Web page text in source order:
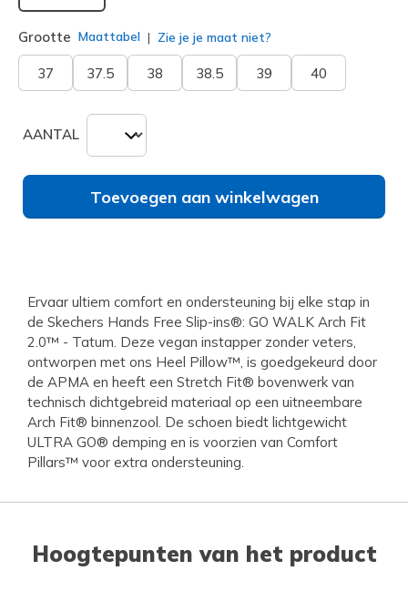
Grootte Maattabel Zie je je maat niet?
37 37.5 38 38.5 39 40
AANTAL
Toevoegen aan winkelwagen
Ervaar ultiem comfort en ondersteuning bij elke stap in
de Skechers Hands Free Slip-ins®: GO WALK Arch Fit
2.0™ - Tatum. Deze vegan instapper zonder veters,
ontworpen met ons Heel Pillow™, is goedgekeurd door
de APMA en heeft een Stretch Fit® bovenwerk van
technisch dichtgebreid materiaal op een uitneembare
Arch Fit® binnenzool. De schoen biedt lichtgewicht
ULTRA GO® demping en is voorzien van Comfort
Pillars™ voor extra ondersteuning.
Hoogtepunten van het product